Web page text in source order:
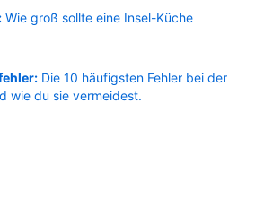
Wie groß sollte eine Insel-Küche
Die 10 häufigsten Fehler bei der
wie du sie vermeidest.